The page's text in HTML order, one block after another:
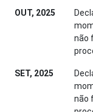
OUT, 2025
não
SET, 2025
não